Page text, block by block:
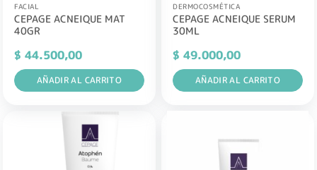
FACIAL
CEPAGE ACNEIQUE MAT
40GR
$ 44.500,00
AÑADIR AL CARRITO
DERMOCOSMÉTICA
CEPAGE ACNEIQUE SERUM
30ML
$ 49.000,00
AÑADIR AL CARRITO